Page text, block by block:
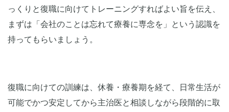
っくりと復職に向けてトレーニングすればよい旨を伝え、
まずは「会社のことは忘れて療養に専念を」という認識を
持ってもらいましょう。
復職に向けての訓練は、休養・療養期を経て、日常生活が
可能でかつ安定してから主治医と相談しながら段階的に取